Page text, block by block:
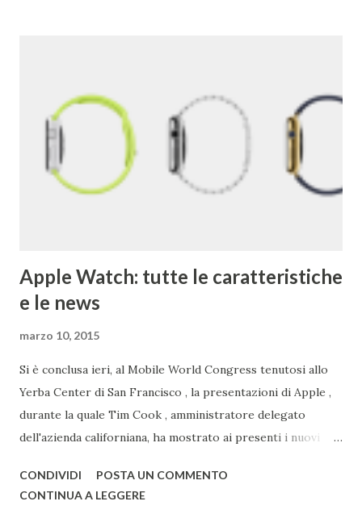
pagina del primo Google è qui . 2) Google ha acquisito una
media di un'azienda a settimana dal 2010 . 3) Il primo
Doodle fu dedicato al festival Burning Man nel 1998. Brin e
Page lo usarono per avvertire gli utenti che per quel
weekend non erano in ufficio. 4) Il primo chef assunto ...
Apple Watch: tutte le caratteristiche
e le news
marzo 10, 2015
Si è conclusa ieri, al Mobile World Congress tenutosi allo
Yerba Center di San Francisco , la presentazioni di Apple ,
durante la quale Tim Cook , amministratore delegato
dell'azienda californiana, ha mostrato ai presenti i nuovi
Watch , smartwatch disponibile in 3 versioni (Watch, Sport,
CONDIVIDI
POSTA UN COMMENTO
CONTINUA A LEGGERE